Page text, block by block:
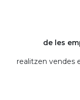
de les
realitzen vendes